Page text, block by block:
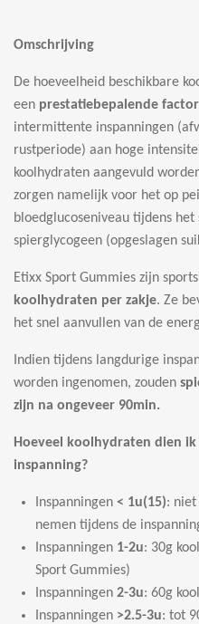
Omschrijving
De hoeveelheid beschikbare
een prestatiebepalende factor
intermittente inspanningen
rustperiode) aan hoge
koolhydraten aangevuld
zorgen namelijk voor het op
bloedglucoseniveau tijdens
spierglycogeen (opgeslagen
Etixx Sport Gummies zijn
koolhydraten per zakje. Ze
het snel aanvullen van de
Indien tijdens langdurige
worden ingenomen, zouden
zijn na ongeveer 90min.
Hoeveel koolhydraten dien
inspanning?
Inspanningen < 1u(15):
nemen tijdens de
Inspanningen 1-2u: 30g
Sport Gummies)
Inspanningen 2-3u: 60g
Inspanningen >2.5-3u: tot